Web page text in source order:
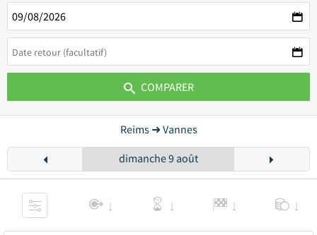
COMPARER
Reims ➜ Vannes
dimanche 9 août